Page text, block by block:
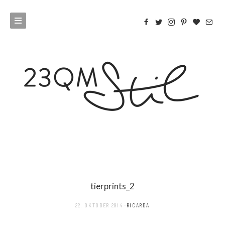
tierprints_2
22. OKTOBER 2014 RICARDA